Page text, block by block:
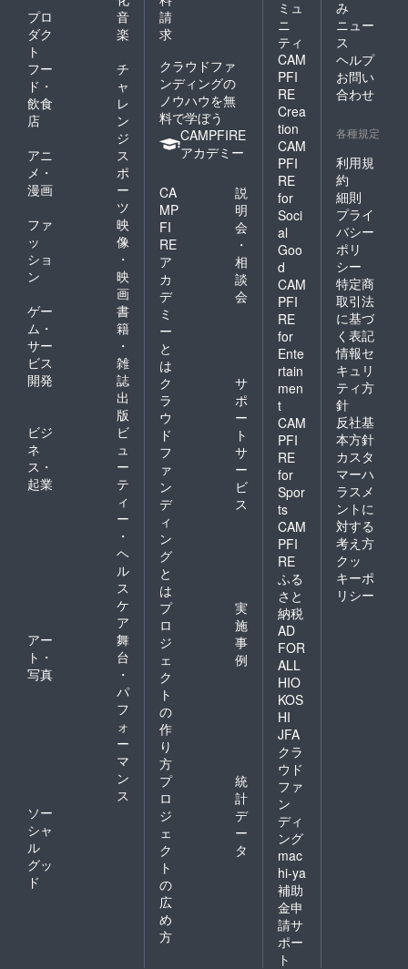
プロ
ダク
ト
音
楽
フー
ド・
飲食
店
チ
ャ
レ
ン
ジ
アニ
メ・
漫画
ス
ポ
ー
ツ
ファ
ッ
ショ
ン
映
像
・
映
画
ゲー
ム・
サー
ビス
開発
書
籍
・
雑
誌
出
版
ビジ
ネ
ス・
起業
ビ
ュ
ー
テ
ィ
ー
・
ヘ
ル
ス
ケ
ア
アー
ト・
写真
舞
台
・
パ
フ
ォ
ー
マ
ン
ス
ソー
シャ
ル
グッ
ド
請
求
クラウドファ
ンディングの
ノウハウを無
料で学ぼう
CAMPFIRE
アカデミー
CA
MP
FI
RE
ア
カ
デ
ミ
ー
と
は
説
明
会
・
相
談
会
ク
ラ
ウ
ド
フ
ァ
ン
デ
ィ
ン
グ
と
は
サ
ポ
ー
ト
サ
ー
ビ
ス
プ
ロ
ジ
ェ
ク
ト
の
作
り
方
実
施
事
例
プ
ロ
ジ
ェ
ク
ト
の
広
め
方
統
計
デ
ー
タ
ミュ
ニ
ティ
CAM
PFI
RE
Crea
tion
CAM
PFI
RE
for
Soci
al
Goo
d
CAM
PFI
RE
for
Ente
rtain
men
t
CAM
PFI
RE
for
Spor
ts
CAM
PFI
RE
ふる
さと
納税
AD
FOR
ALL
HIO
KOS
HI
JFA
クラ
ウド
ファ
ン
ディ
ング
mac
hi-ya
補助
金申
請サ
ポー
ト
み
ニュー
ス
ヘルプ
お問い
合わせ
各種規定
利用規
約
細則
プライ
バシー
ポリ
シー
特定商
取引法
に基づ
く表記
情報セ
キュリ
ティ方
針
反社基
本方針
カスタ
マーハ
ラスメ
ントに
対する
考え方
クッ
キーポ
リシー